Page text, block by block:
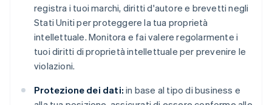
registra i tuoi marchi, diritti d'autore e brevetti negli
Stati Uniti per proteggere la tua proprietà
intellettuale. Monitora e fai valere regolarmente i
tuoi diritti di proprietà intellettuale per prevenire le
violazioni.
Protezione dei dati: in base al tipo di business e